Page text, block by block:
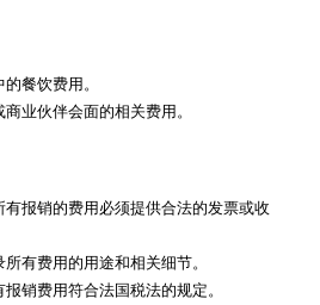
餐饮费用。
商业伙伴会面的相关费用。
有报销的费用必须提供合法的发票或收
有费用的用途和相关细节。
销费用符合法国税法的规定。